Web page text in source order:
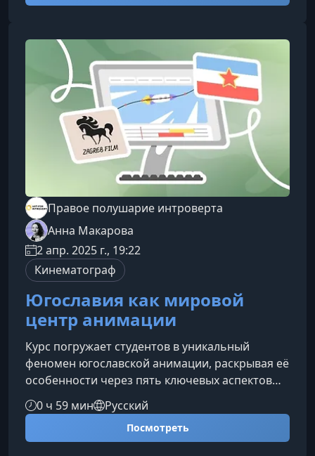
кино.Гибкость форматаМногосерийность
позволяет авторам глубже раскрывать
персонажей, отношения и сюжетные линии,
создавая более насыще
Правое полушарие интроверта
Анна Макарова
2 апр. 2025 г., 19:22
Кинематограф
Югославия как мировой
центр анимации
Курс погружает студентов в уникальный
феномен югославской анимации, раскрывая её
особенности через пять ключевых аспектов
без необходимости глубоких теоретических
исследований или самостоятельного разбора
стиля.Что делает югославскую анимацию
мировым центромУчастники познакомятся с
0 ч 59 мин Русский
Посмотреть